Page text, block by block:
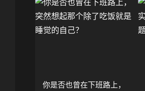
你是否也曾在下班路上，